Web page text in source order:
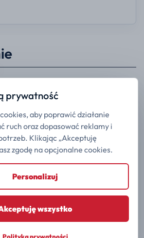
oponach
bezpieczeństwa
prywatność
aby poprawić działanie
ruch oraz dopasować reklamy i
Klikając „Akceptuję
zgodę na opcjonalne cookies.
Personalizuj
wszystko
Polityka prywatności